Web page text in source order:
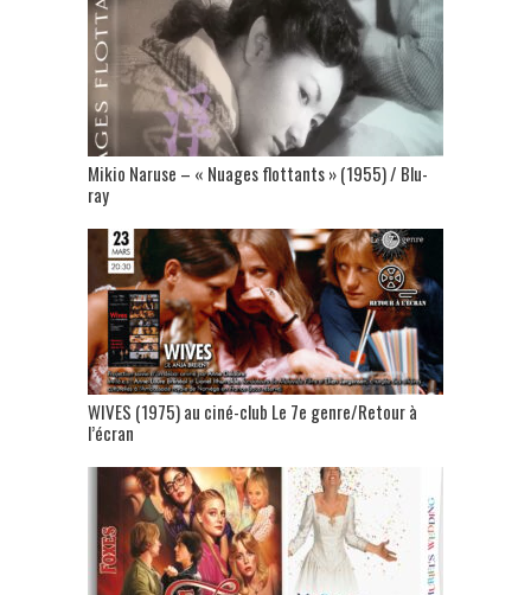
Mikio Naruse – « Nuages flottants » (1955) / Blu-
ray
WIVES (1975) au ciné-club Le 7e genre/Retour à
l’écran